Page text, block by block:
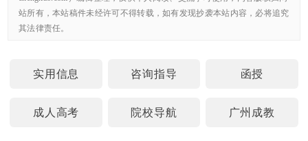
站所有，本站稿件未经许可不得转载，如有发现抄袭本站内容，必将追究
其法律责任。
实用信息 咨询指导 函授
成人高考 院校导航 广州成教